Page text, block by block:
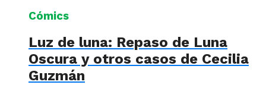
Cómics
Luz de luna: Repaso de Luna
Oscura y otros casos de Cecilia
Guzmán